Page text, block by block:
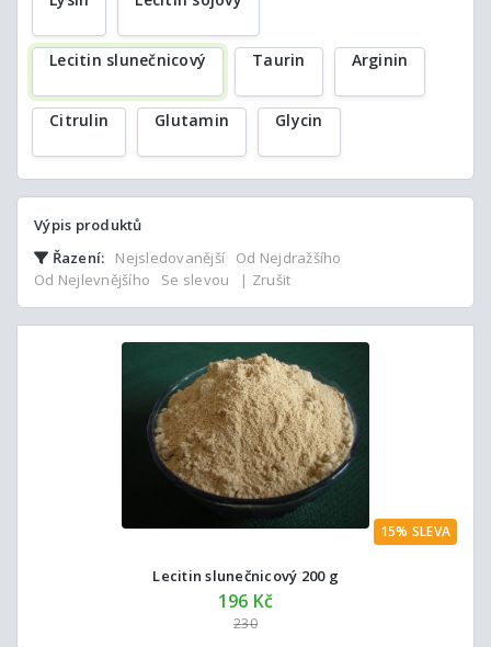
Lecitin slunečnicový Taurin Arginin
Citrulin Glutamin Glycin
Výpis produktů
Řazení:
Nejsledovanější
Od Nejdražšího
Od Nejlevnějšího
Se slevou | Zrušit
15% SLEVA
Lecitin slunečnicový 200 g
196 Kč
230